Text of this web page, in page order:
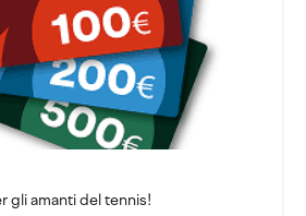
gli amanti del tennis!